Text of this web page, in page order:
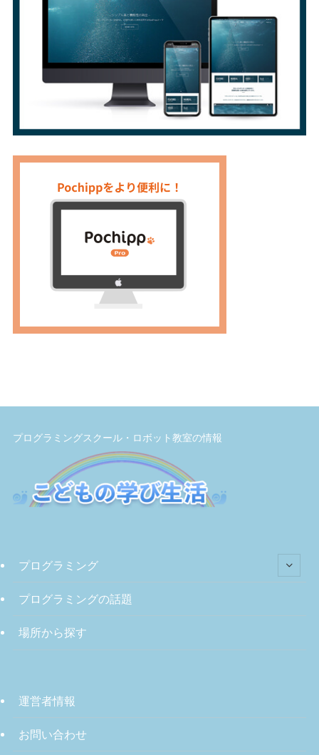
プログラミングスクール・ロボット教室の情報
プログラミング
プログラミングの話題
場所から探す
運営者情報
お問い合わせ